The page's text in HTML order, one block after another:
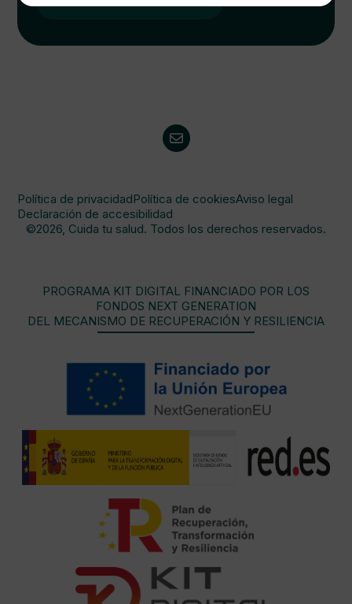
Política de privacidadPolítica de cookiesAviso legal
Declaración de accesibilidad
©2026, Cuida tu salud. Todos los derechos reservados.
PROGRAMA KIT DIGITAL FINANCIADO POR LOS
FONDOS NEXT GENERATION
DEL MECANISMO DE RECUPERACIÓN Y RESILIENCIA